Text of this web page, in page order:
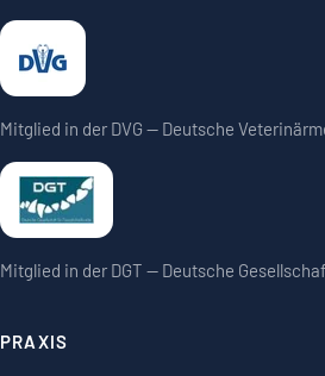
Mitglied in der DVG — Deutsche
Mitglied in der DGT — Deutsche
PRAXIS